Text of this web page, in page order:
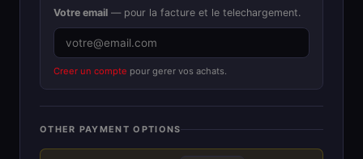
Votre email — pour la facture et le telechargement.
Creer un compte pour gerer vos achats.
OTHER PAYMENT OPTIONS